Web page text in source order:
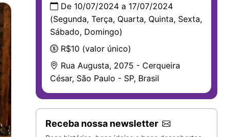
De 10/07/2024 a 17/07/2024
(Segunda, Terça, Quarta, Quinta, Sexta,
Sábado, Domingo)
R$10 (valor único)
Rua Augusta, 2075 - Cerqueira
César, São Paulo - SP, Brasil
Receba nossa newsletter